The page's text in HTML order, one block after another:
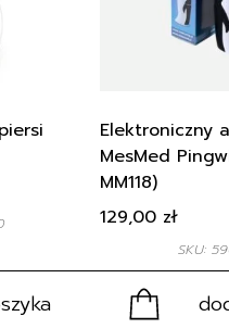
Elektroniczny
MesMed
MM118)
SKU:
129,00 zł